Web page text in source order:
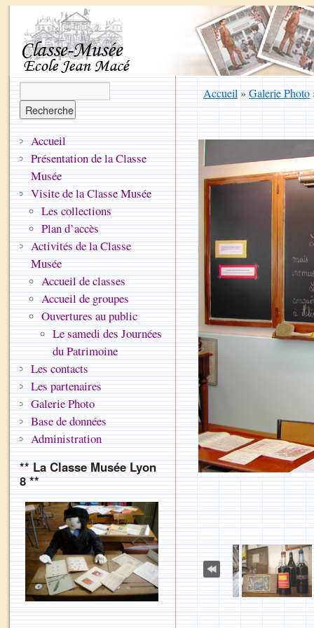
Accueil»Galerie Photo
Accueil
Présentation de la Classe
Musée
Visite de la Classe Musée
Les collections
Plan d’accès
Activités de la Classe
Musée
Accueil de classes
Accueil de groupes
Ouvertures au public
Le samedi des Journées
du Patrimoine
Les contacts
Les partenaires
Galerie Photo
Base de données
Administration
** La Classe Musée Lyon
8 **